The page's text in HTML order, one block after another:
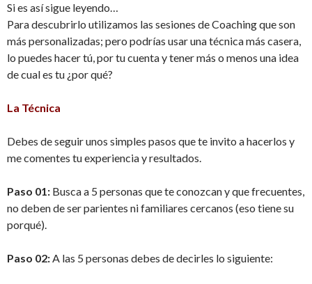
Si es así sigue leyendo…
Para descubrirlo utilizamos las sesiones de Coaching que son
más personalizadas; pero podrías usar una técnica más casera,
lo puedes hacer tú, por tu cuenta y tener más o menos una idea
de cual es tu ¿por qué?
La Técnica
Debes de seguir unos simples pasos que te invito a hacerlos y
me comentes tu experiencia y resultados.
Paso 01: Busca a 5 personas que te conozcan y que frecuentes,
no deben de ser parientes ni familiares cercanos (eso tiene su
porqué).
Paso 02:A las 5 personas debes de decirles lo siguiente: